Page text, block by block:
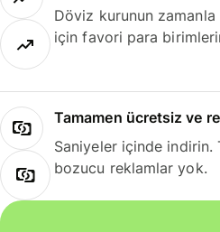
Döviz kurunun
için favori para
Tamamen ücretsiz ve
Saniyeler içinde indirin.
bozucu reklamlar yok.